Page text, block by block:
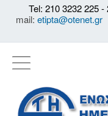
Tel: 210 3232 225 -
mail: etipta@otenet.gr